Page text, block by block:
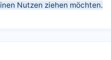
Nutzen ziehen möchten.